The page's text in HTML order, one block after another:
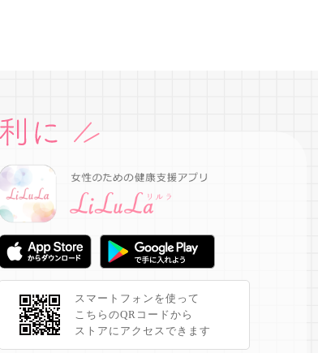
スマートフォンを使って
こちらのQRコードから
ストアにアクセスできます